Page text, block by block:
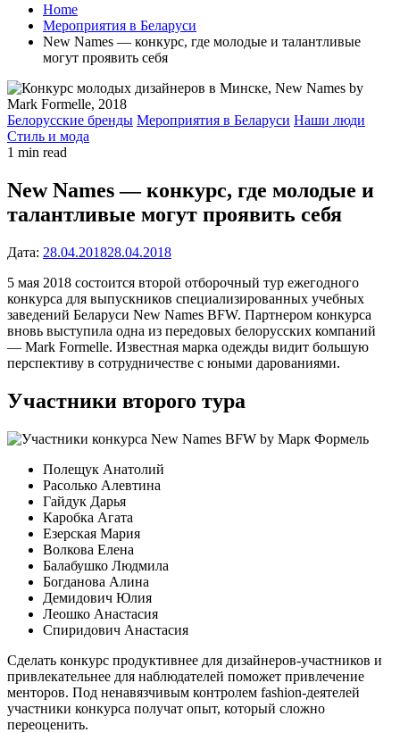
Home
Мероприятия в Беларуси
New Names — конкурс, где молодые и талантливые
могут проявить себя
Posted
in
Белорусские бренды Мероприятия в Беларуси Наши люди
Стиль и мода
Estimated
time
1 min read
New Names — конкурс, где молодые и
талантливые могут проявить себя
Дата: 28.04.201828.04.2018
5 мая 2018 состоится второй отборочный тур ежегодного
конкурса для выпускников специализированных учебных
заведений Беларуси New Names BFW. Партнером конкурса
вновь выступила одна из передовых белорусских компаний
— Mark Formelle. Известная марка одежды видит большую
перспективу в сотрудничестве с юными дарованиями.
Участники второго тура
Полещук Анатолий
Расолько Алевтина
Гайдук Дарья
Каробка Агата
Езерская Мария
Волкова Елена
Балабушко Людмила
Богданова Алина
Демидович Юлия
Леошко Анастасия
Спиридович Анастасия
Сделать конкурс продуктивнее для дизайнеров-участников и
привлекательнее для наблюдателей поможет привлечение
менторов. Под ненавязчивым контролем fashion-деятелей
участники конкурса получат опыт, который сложно
переоценить.